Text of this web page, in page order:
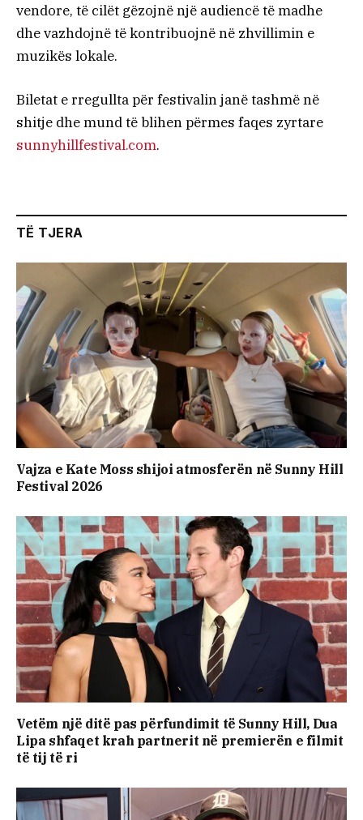
vendore, të cilët gëzojnë një audiencë të madhe
dhe vazhdojnë të kontribuojnë në zhvillimin e
muzikës lokale.
Biletat e rregullta për festivalin janë tashmë në
shitje dhe mund të blihen përmes faqes zyrtare
sunnyhillfestival.com.
TË TJERA
Vajza e Kate Moss shijoi atmosferën në Sunny Hill
Festival 2026
Vetëm një ditë pas përfundimit të Sunny Hill, Dua
Lipa shfaqet krah partnerit në premierën e filmit
të tij të ri